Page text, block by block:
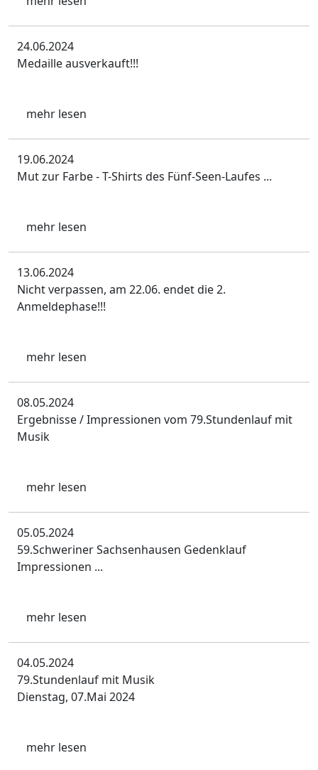
24.06.2024
Medaille ausverkauft!!!
mehr lesen
19.06.2024
Mut zur Farbe - T-Shirts des Fünf-Seen-Laufes ...
mehr lesen
13.06.2024
Nicht verpassen, am 22.06. endet die 2.
Anmeldephase!!!
mehr lesen
08.05.2024
Ergebnisse / Impressionen vom 79.Stundenlauf mit
Musik
mehr lesen
05.05.2024
59.Schweriner Sachsenhausen Gedenklauf
Impressionen ...
mehr lesen
04.05.2024
79.Stundenlauf mit Musik
Dienstag, 07.Mai 2024
mehr lesen